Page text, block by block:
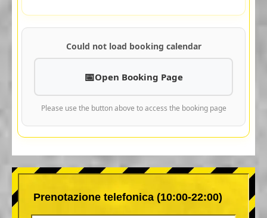
Could not load booking calendar
Open Booking Page
Please use the button above to access the booking page
Prenotazione telefonica (10:00-22:00)